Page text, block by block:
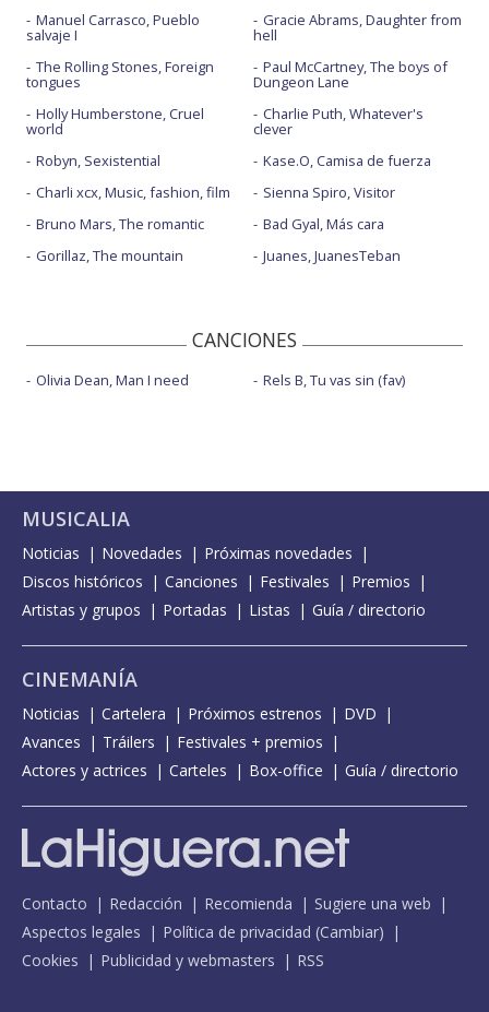
Manuel Carrasco, Pueblo
salvaje I
The Rolling Stones, Foreign
tongues
Holly Humberstone, Cruel
world
Robyn, Sexistential
Charli xcx, Music, fashion, film
Bruno Mars, The romantic
Gorillaz, The mountain
Gracie Abrams, Daughter from
hell
Paul McCartney, The boys of
Dungeon Lane
Charlie Puth, Whatever's
clever
Kase.O, Camisa de fuerza
Sienna Spiro, Visitor
Bad Gyal, Más cara
Juanes, JuanesTeban
CANCIONES
Olivia Dean, Man I need Rels B, Tu vas sin (fav)
MUSICALIA
Noticias Novedades
Próximas novedades
Discos históricos
Canciones Festivales
Premios
Artistas y grupos
Portadas Listas Guía / directorio
CINEMANÍA
Noticias Cartelera Próximos estrenos
DVD
Avances
Tráilers
Festivales + premios
Actores y actrices
Carteles Box-office Guía / directorio
Contacto Redacción Recomienda
Sugiere una web
Aspectos legales
Política de privacidad (Cambiar)
Cookies
Publicidad y webmasters RSS